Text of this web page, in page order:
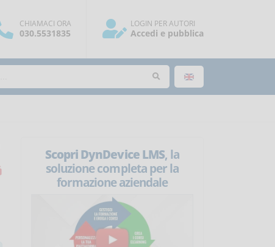
CHIAMACI ORA
030.5531835
LOGIN PER AUTORI
Accedi e pubblica
Scopri DynDevice LMS, la
soluzione completa per la
formazione aziendale